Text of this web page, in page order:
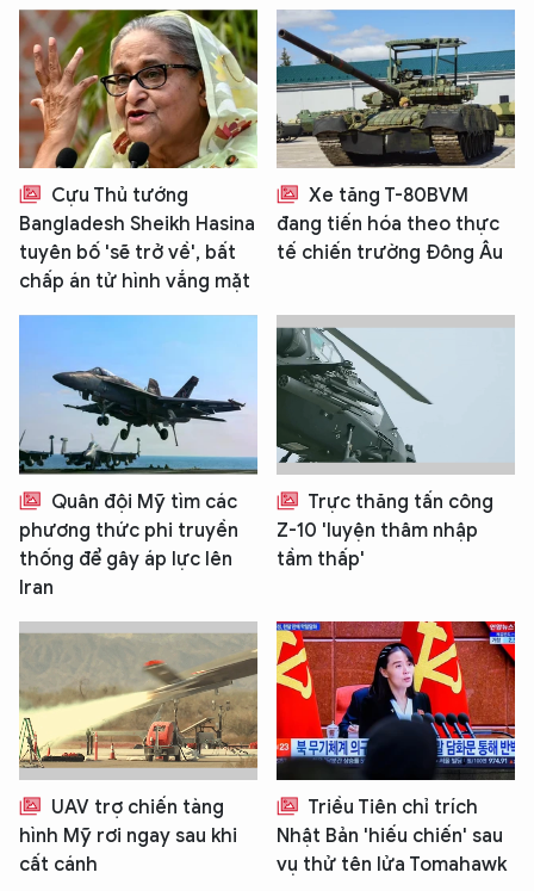
Cựu Thủ tướng
Bangladesh Sheikh Hasina
tuyên bố 'sẽ trở về', bất
chấp án tử hình vắng mặt
Xe tăng T-80BVM
đang tiến hóa theo thực
tế chiến trường Đông Âu
Quân đội Mỹ tìm các
phương thức phi truyền
thống để gây áp lực lên
Iran
Trực thăng tấn công
Z-10 'luyện thâm nhập
tầm thấp'
UAV trợ chiến tàng
hình Mỹ rơi ngay sau khi
cất cánh
Triều Tiên chỉ trích
Nhật Bản 'hiếu chiến' sau
vụ thử tên lửa Tomahawk